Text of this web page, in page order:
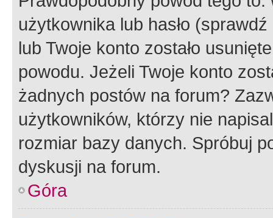
użytkownika lub hasło
lub Twoje konto zostało
powodu. Jeżeli Twoje konto
żadnych postów na forum?
użytkowników, którzy nie
rozmiar bazy danych. Spróbuj
dyskusji na forum.
Góra